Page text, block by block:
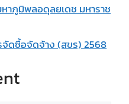
าภูมิพลอดุลยเดช มหาราช
ดซื้อจัดจ้าง (สขร) 2568